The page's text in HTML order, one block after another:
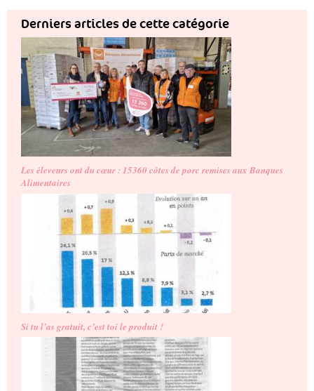
Derniers articles de cette catégorie
Les éleveurs ont du cœur : 15360 côtes de porc remises aux Banques
Alimentaires
Si tu l’as gratuit, c’est toi le produit !